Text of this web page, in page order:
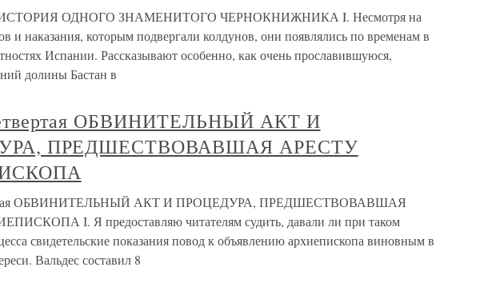
ИСТОРИЯ ОДНОГО ЗНАМЕНИТОГО ЧЕРНОКНИЖНИКА I. Несмотря на
и наказания, которым подвергали колдунов, они появлялись по временам в
Испании. Рассказывают особенно, как очень прославившуюся,
долины Бастан в
ОБВИНИТЕЛЬНЫЙ АКТ И
ПРЕДШЕСТВОВАВШАЯ АРЕСТУ
ОБВИНИТЕЛЬНЫЙ АКТ И ПРОЦЕДУРА, ПРЕДШЕСТВОВАВШАЯ
I. Я предоставляю читателям судить, давали ли при таком
свидетельские показания повод к объявлению архиепископа виновным в
Вальдес составил 8